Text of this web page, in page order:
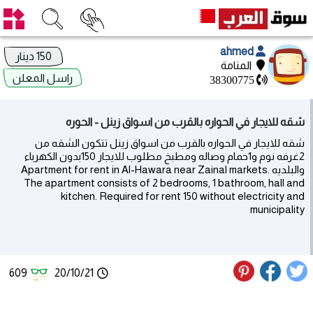
المنامة
38300775
راسل المعلن
شقه للايجار في الحواره بالقرب من اسواق زينل - الحوره
شقه للايجار في الحواره بالقرب من اسواق زينل تتكون الشقه من
2غرفه نوم و1حمام وصاله ومطبخ مطلوب للايجار 150بدون الكهرباء
والبلديه Apartment for rent in Al-Hawara near Zainal markets.
The apartment consists of 2 bedrooms, 1 bathroom, hall and
kitchen. Required for rent 150 without electricity and
municipality
20/10/21
609